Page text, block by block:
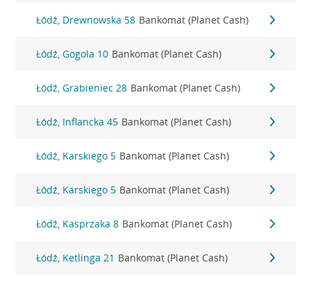
Łódź, Drewnowska 58 Bankomat (Planet Cash)
Łódź, Gogola 10 Bankomat (Planet Cash)
Łódź, Grabieniec 28 Bankomat (Planet Cash)
Łódź, Inflancka 45 Bankomat (Planet Cash)
Łódź, Karskiego 5 Bankomat (Planet Cash)
Łódź, Karskiego 5 Bankomat (Planet Cash)
Łódź, Kasprzaka 8 Bankomat (Planet Cash)
Łódź, Ketlinga 21 Bankomat (Planet Cash)